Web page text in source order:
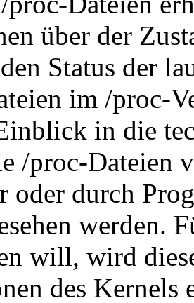
über der
Status der
im /proc-
in die
/proc-Dateien
oder durch
werden.
will, wird
des Kernels